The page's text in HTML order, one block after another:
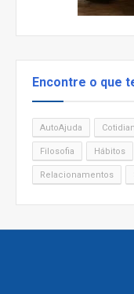
Encontre o que
AutoAjuda
Filosofia Hábitos
Relacionamentos